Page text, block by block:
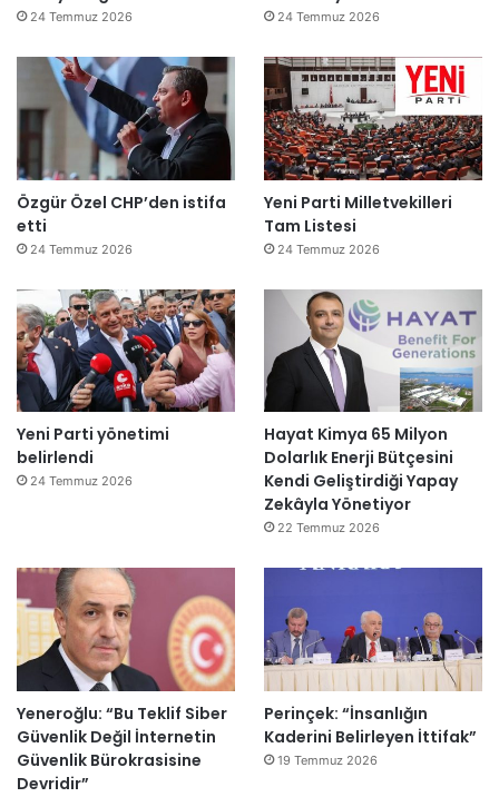
24 Temmuz 2026 24 Temmuz 2026
Özgür Özel CHP’den istifa
etti
24 Temmuz 2026
Yeni Parti Milletvekilleri
Tam Listesi
24 Temmuz 2026
Yeni Parti yönetimi
belirlendi
24 Temmuz 2026
Hayat Kimya 65 Milyon
Dolarlık Enerji Bütçesini
Kendi Geliştirdiği Yapay
Zekâyla Yönetiyor
22 Temmuz 2026
Yeneroğlu: “Bu Teklif Siber
Güvenlik Değil İnternetin
Güvenlik Bürokrasisine
Devridir”
Perinçek: “İnsanlığın
Kaderini Belirleyen İttifak”
19 Temmuz 2026